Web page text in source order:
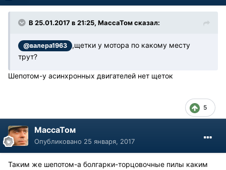
В 25.01.2017 в 21:25, МассаТом сказал:
@валера1963
,щетки у мотора по какому месту
трут?
Шепотом-у асинхронных двигателей нет щеток
5
МассаТом
Опубликовано 25 января, 2017
Таким же шепотом-а болгарки-торцовочные пилы каким